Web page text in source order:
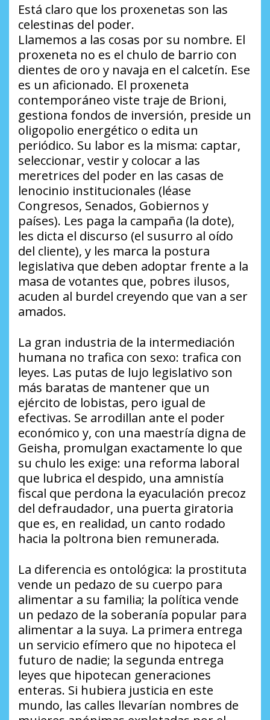
Está claro que los proxenetas son las
celestinas del poder.
Llamemos a las cosas por su nombre. El
proxeneta no es el chulo de barrio con
dientes de oro y navaja en el calcetín. Ese
es un aficionado. El proxeneta
contemporáneo viste traje de Brioni,
gestiona fondos de inversión, preside un
oligopolio energético o edita un
periódico. Su labor es la misma: captar,
seleccionar, vestir y colocar a las
meretrices del poder en las casas de
lenocinio institucionales (léase
Congresos, Senados, Gobiernos y
países). Les paga la campaña (la dote),
les dicta el discurso (el susurro al oído
del cliente), y les marca la postura
legislativa que deben adoptar frente a la
masa de votantes que, pobres ilusos,
acuden al burdel creyendo que van a ser
amados.
La gran industria de la intermediación
humana no trafica con sexo: trafica con
leyes. Las putas de lujo legislativo son
más baratas de mantener que un
ejército de lobistas, pero igual de
efectivas. Se arrodillan ante el poder
económico y, con una maestría digna de
Geisha, promulgan exactamente lo que
su chulo les exige: una reforma laboral
que lubrica el despido, una amnistía
fiscal que perdona la eyaculación precoz
del defraudador, una puerta giratoria
que es, en realidad, un canto rodado
hacia la poltrona bien remunerada.
La diferencia es ontológica: la prostituta
vende un pedazo de su cuerpo para
alimentar a su familia; la política vende
un pedazo de la soberanía popular para
alimentar a la suya. La primera entrega
un servicio efímero que no hipoteca el
futuro de nadie; la segunda entrega
leyes que hipotecan generaciones
enteras. Si hubiera justicia en este
mundo, las calles llevarían nombres de